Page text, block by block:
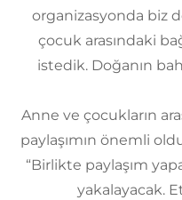
organizasyonda biz
çocuk arasındaki
istedik. Doğanın
Anne ve çocukların
paylaşımın önemli
“Birlikte paylaşım
yakalayacak.